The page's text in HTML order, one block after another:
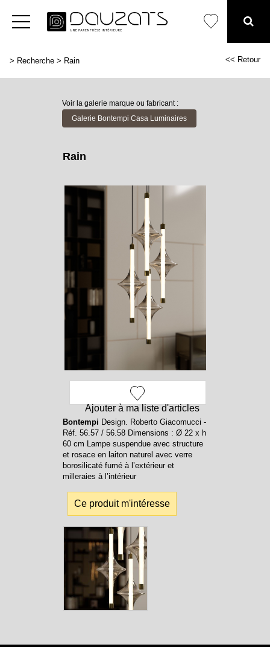
> Recherche > Rain << Retour
Voir la galerie marque ou fabricant :
Galerie Bontempi Casa Luminaires
Ajouter à ma liste d'articles
Rain
Bontempi Design. Roberto Giacomucci -
Réf. 56.57 / 56.58 Dimensions : Ø 22 x h
60 cm Lampe suspendue avec structure
et rosace en laiton naturel avec verre
borosilicaté fumé à l’extérieur et
milleraies à l’intérieur
Ce produit m'intéresse